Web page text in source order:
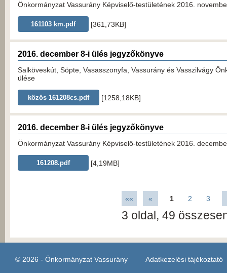
Önkormányzat Vassurány Képviselő-testületének 2016.
161103 km.pdf [361,73KB]
2016. december 8-i ülés jegyzőkönyve
Salköveskút, Söpte, Vasasszonyfa, Vassurány és Vasszilvágy
ülése
közös 161208cs.pdf [1258,18KB]
2016. december 8-i ülés jegyzőkönyve
Önkormányzat Vassurány Képviselő-testületének 2016.
161208.pdf [4,19MB]
«« « 1 2 3
3 oldal, 49
© 2026 - Önkormányzat Vassurány Adatkezelési tájékoztató